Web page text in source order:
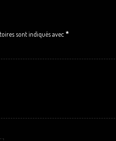
sont indiqués avec *